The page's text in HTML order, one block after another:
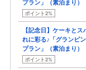
プラン」（素泊まり）
ポイント2%
【記念日】ケーキと
れに彩る♪「グランピ
プラン」（素泊まり）
ポイント2%